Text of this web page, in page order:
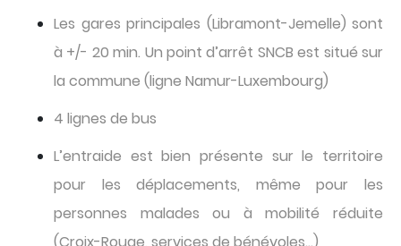
Les gares principales (Libramont-Jemelle) sont
à +/- 20 min. Un point d’arrêt SNCB est situé sur
la commune (ligne Namur-Luxembourg)
4 lignes de bus
L’entraide est bien présente sur le territoire
pour les déplacements, même pour les
personnes malades ou à mobilité réduite